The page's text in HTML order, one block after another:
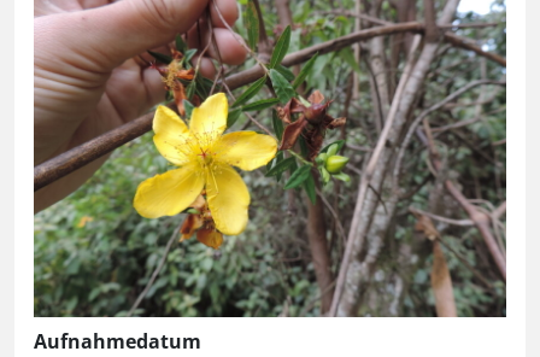
Aufnahmedatum